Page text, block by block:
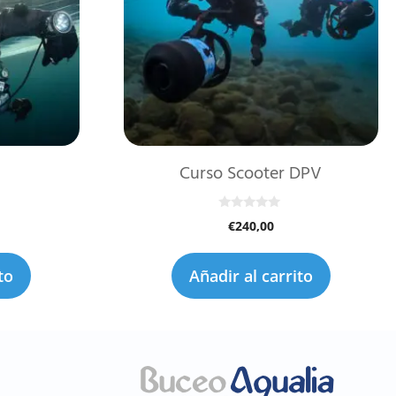
Curso Scooter DPV
5
€240,00
Añadir al carrito
Marino